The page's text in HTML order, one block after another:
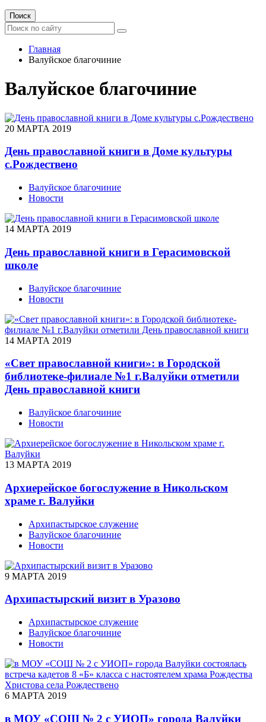
Поиск
Главная
Валуйское благочиние
Валуйское благочиние
20 МАРТА 2019
День православной книги в Доме культуры
с.Рождествено
Валуйское благочиние
Новости
14 МАРТА 2019
День православной книги в Герасимовской
школе
Валуйское благочиние
Новости
14 МАРТА 2019
«Свет православной книги»: в Городской
библиотеке-филиале №1 г.Валуйки отметили
День православной книги
Валуйское благочиние
Новости
13 МАРТА 2019
Архиерейское богослужение в Никольском
храме г. Валуйки
Архипастырское служение
Валуйское благочиние
Новости
9 МАРТА 2019
Архипастырский визит в Уразово
Архипастырское служение
Валуйское благочиние
Новости
6 МАРТА 2019
в МОУ «СОШ № 2 с УИОП» города Валуйки